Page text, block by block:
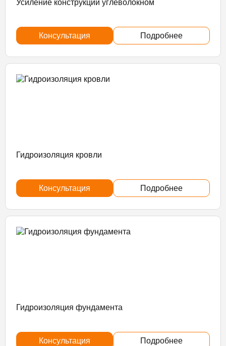
Усиление конструкций углеволокном
Консультация Подробнее
Гидроизоляция кровли
Консультация Подробнее
Гидроизоляция фундамента
Консультация Подробнее